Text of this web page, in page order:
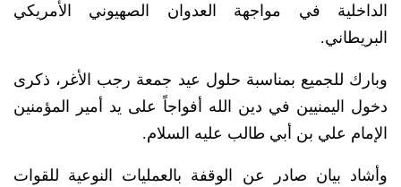
الداخلية في مواجهة العدوان الصهيوني الأمريكي
البريطاني.
وبارك للجميع بمناسبة حلول عيد جمعة رجب الأغر، ذكرى
دخول اليمنيين في دين الله أفواجاً على يد أمير المؤمنين
الإمام علي بن أبي طالب عليه السلام.
وأشاد بيان صادر عن الوقفة بالعمليات النوعية للقوات